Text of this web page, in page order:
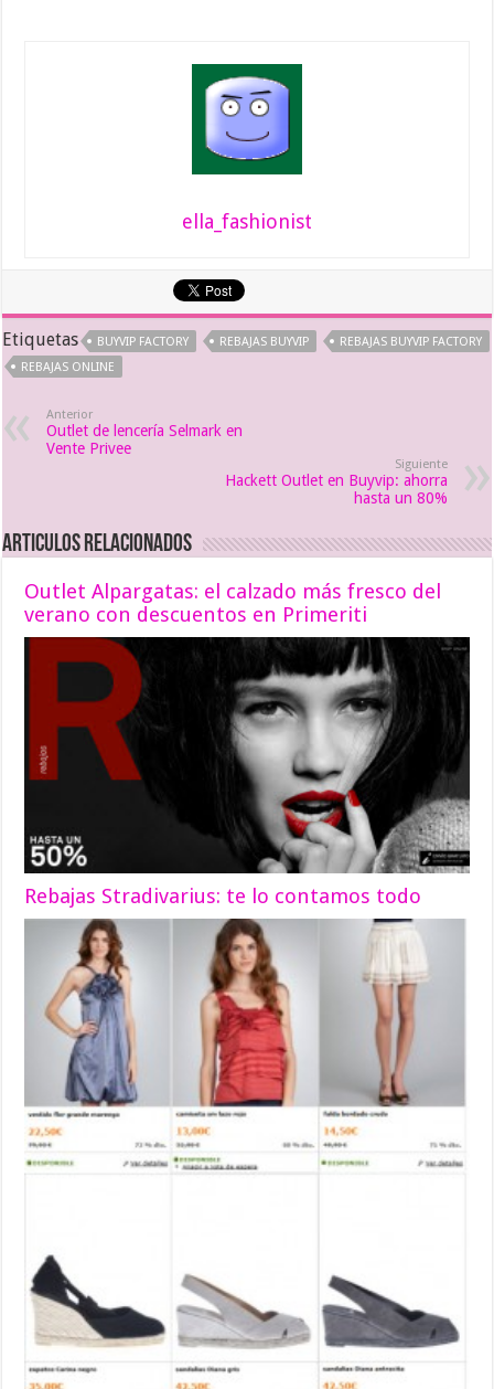
ella_fashionist
Etiquetas BUYVIP FACTORY REBAJAS BUYVIP
REBAJAS BUYVIP FACTORY
REBAJAS ONLINE
Anterior
Outlet de lencería Selmark en
Vente Privee
Siguiente
Hackett Outlet en Buyvip: ahorra
hasta un 80%
Articulos relacionados
Outlet Alpargatas: el calzado más fresco del
verano con descuentos en Primeriti
Rebajas Stradivarius: te lo contamos todo